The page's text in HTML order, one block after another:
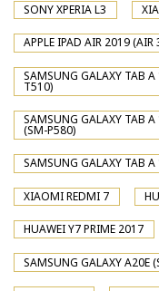
SONY XPERIA L3
APPLE IPAD AIR 2019 (AIR
SAMSUNG GALAXY TAB
T510)
SAMSUNG GALAXY TAB
(SM-P580)
SAMSUNG GALAXY TAB
XIAOMI REDMI 7
HUAWEI Y7 PRIME 2017
SAMSUNG GALAXY A20E